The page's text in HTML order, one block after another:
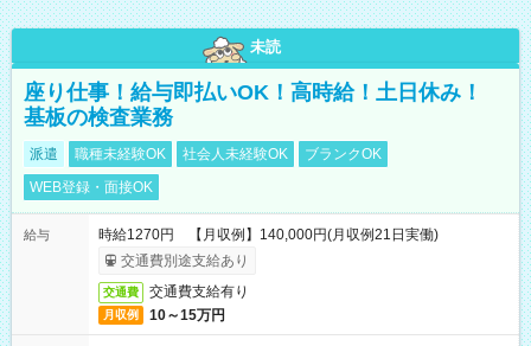
未読
座り仕事！給与即払いOK！高時給！土日休み！
基板の検査業務
派遣 職種未経験OK 社会人未経験OK
ブランクOK
WEB登録・面接OK
給与
時給1270円 【月収例】140,000円(月収例21日実働)
交通費別途支給あり
交通費 交通費支給有り
月収例 10～15万円